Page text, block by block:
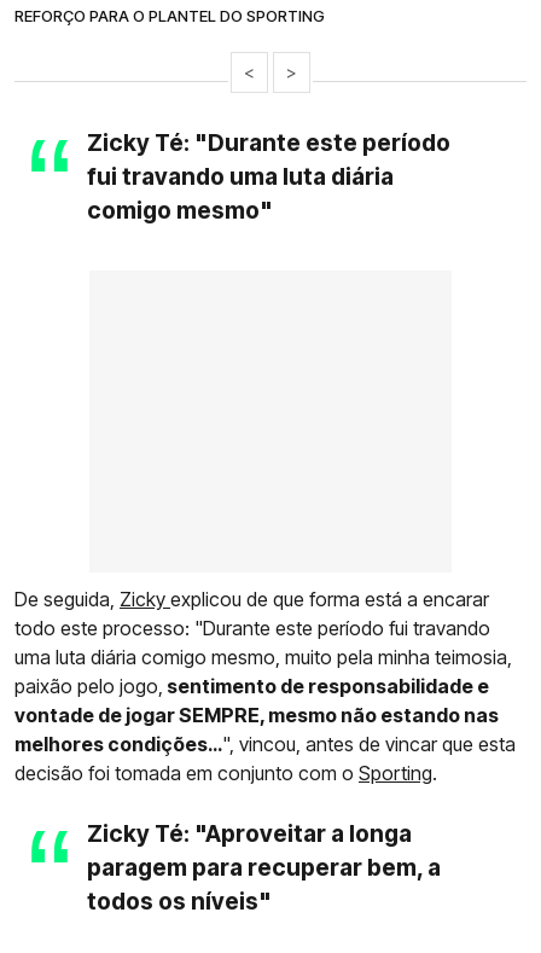
REFORÇO PARA O PLANTEL DO SPORTING
< >
Zicky Té: "Durante este período
fui travando uma luta diária
comigo mesmo"
De seguida, Zicky explicou de que forma está a encarar
todo este processo: "Durante este período fui travando
uma luta diária comigo mesmo, muito pela minha teimosia,
paixão pelo jogo, sentimento de responsabilidade e
vontade de jogar SEMPRE, mesmo não estando nas
melhores condições…", vincou, antes de vincar que esta
decisão foi tomada em conjunto com o Sporting.
Zicky Té: "Aproveitar a longa
paragem para recuperar bem, a
todos os níveis"